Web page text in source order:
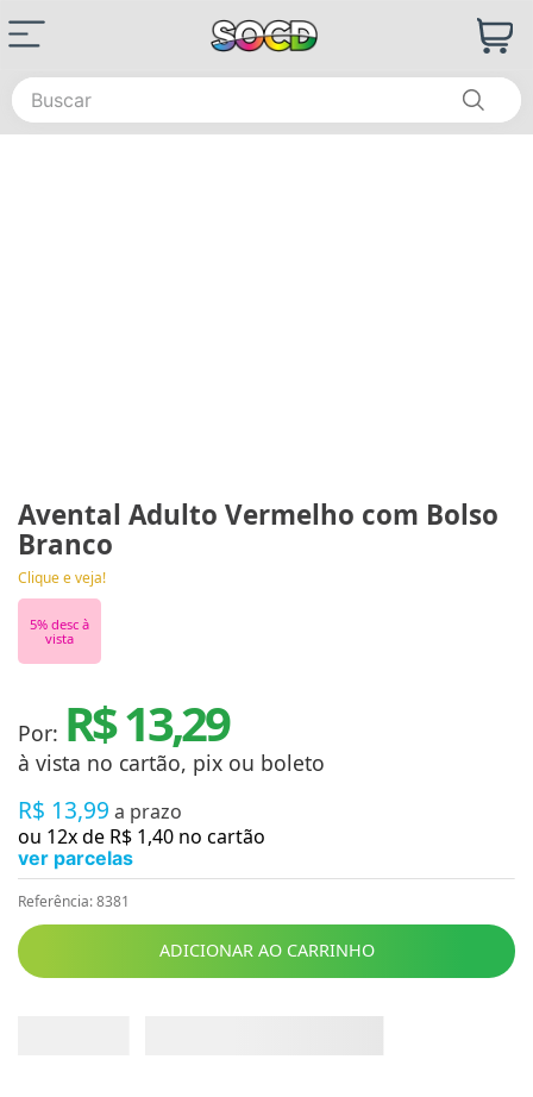
Buscar
Avental Adulto Vermelho com Bolso
Branco
Clique e veja!
5% desc à
vista
Por: R$ 13,29
à vista no cartão, pix ou boleto
R$ 13,99 a prazo
ou 12x de R$ 1,40 no cartão
ver parcelas
Referência:8381
ADICIONAR AO CARRINHO